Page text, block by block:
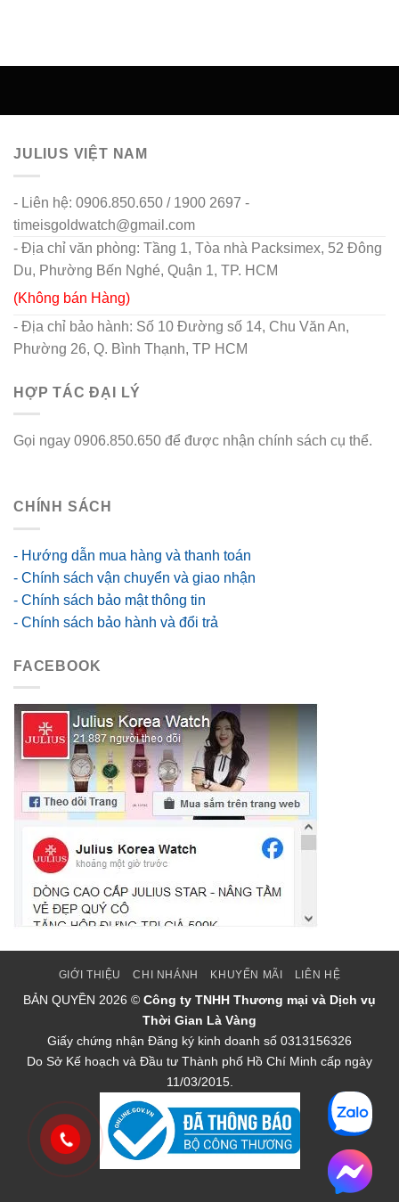
JULIUS VIỆT NAM
- Liên hệ: 0906.850.650 / 1900 2697 -
timeisgoldwatch@gmail.com
- Địa chỉ văn phòng: Tầng 1, Tòa nhà Packsimex, 52 Đông
Du, Phường Bến Nghé, Quận 1, TP. HCM
(Không bán Hàng)
- Địa chỉ bảo hành: Số 10 Đường số 14, Chu Văn An,
Phường 26, Q. Bình Thạnh, TP HCM
HỢP TÁC ĐẠI LÝ
Gọi ngay 0906.850.650 để được nhận chính sách cụ thể.
CHÍNH SÁCH
- Hướng dẫn mua hàng và thanh toán
- Chính sách vận chuyển và giao nhận
- Chính sách bảo mật thông tin
- Chính sách bảo hành và đổi trả
FACEBOOK
GIỚI THIỆU CHI NHÁNH KHUYẾN MÃI LIÊN HỆ
BẢN QUYỀN 2026 © Công ty TNHH Thương mại và Dịch vụ
Thời Gian Là Vàng
Giấy chứng nhận Đăng ký kinh doanh số 0313156326
Do Sở Kế hoạch và Đầu tư Thành phố Hồ Chí Minh cấp ngày
11/03/2015.